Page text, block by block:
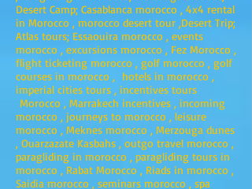
Desert Camp; Casablanca morocco , 4x4 rental
in Morocco , morocco desert tour ,Desert Trip;
Atlas tours; Essaouira morocco , events
morocco , excursions morocco , Fez Morocco ,
flight ticketing morocco , golf morocco , golf
courses in morocco , hotels in morocco ,
imperial cities tours , incentives tours
Morocco , Marrakech incentives , incoming
morocco , journeys to morocco , leisure
morocco , Meknes morocco , Merzouga dunes
, Ouarzazate Kasbahs , outgo travel morocco ,
paragliding in morocco , paragliding tours in
morocco , Rabat Morocco , Riads in morocco ,
Saidia morocco , seminars morocco , spa